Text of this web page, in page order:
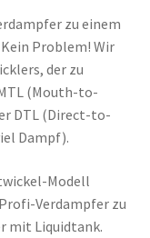
zu einem
Problem! Wir
der zu
(Mouth-to-
DTL (Direct-to-
Dampf).
Modell
Verdampfer zu
mit Liquidtank.